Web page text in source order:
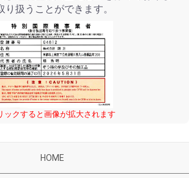
扱うことができます。
ックすると画像が拡大されます
HOME